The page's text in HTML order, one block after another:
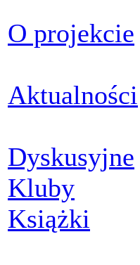
O projekcie
Aktualności
Dyskusyjne
Kluby
Książki